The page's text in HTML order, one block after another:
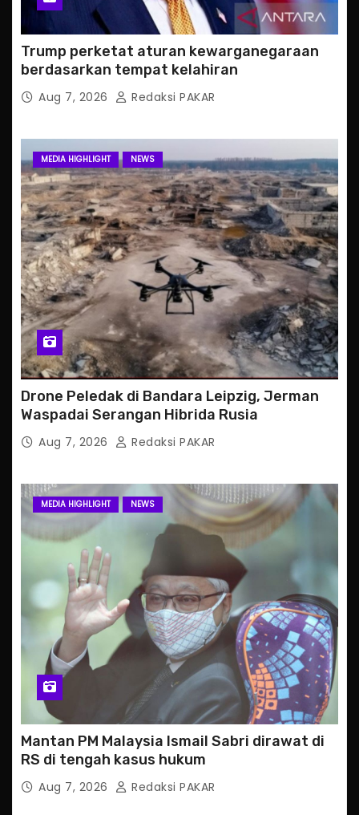
Trump perketat aturan kewarganegaraan
berdasarkan tempat kelahiran
Aug 7, 2026 Redaksi PAKAR
MEDIA HIGHLIGHT NEWS
Drone Peledak di Bandara Leipzig, Jerman
Waspadai Serangan Hibrida Rusia
Aug 7, 2026 Redaksi PAKAR
MEDIA HIGHLIGHT NEWS
Mantan PM Malaysia Ismail Sabri dirawat di
RS di tengah kasus hukum
Aug 7, 2026 Redaksi PAKAR